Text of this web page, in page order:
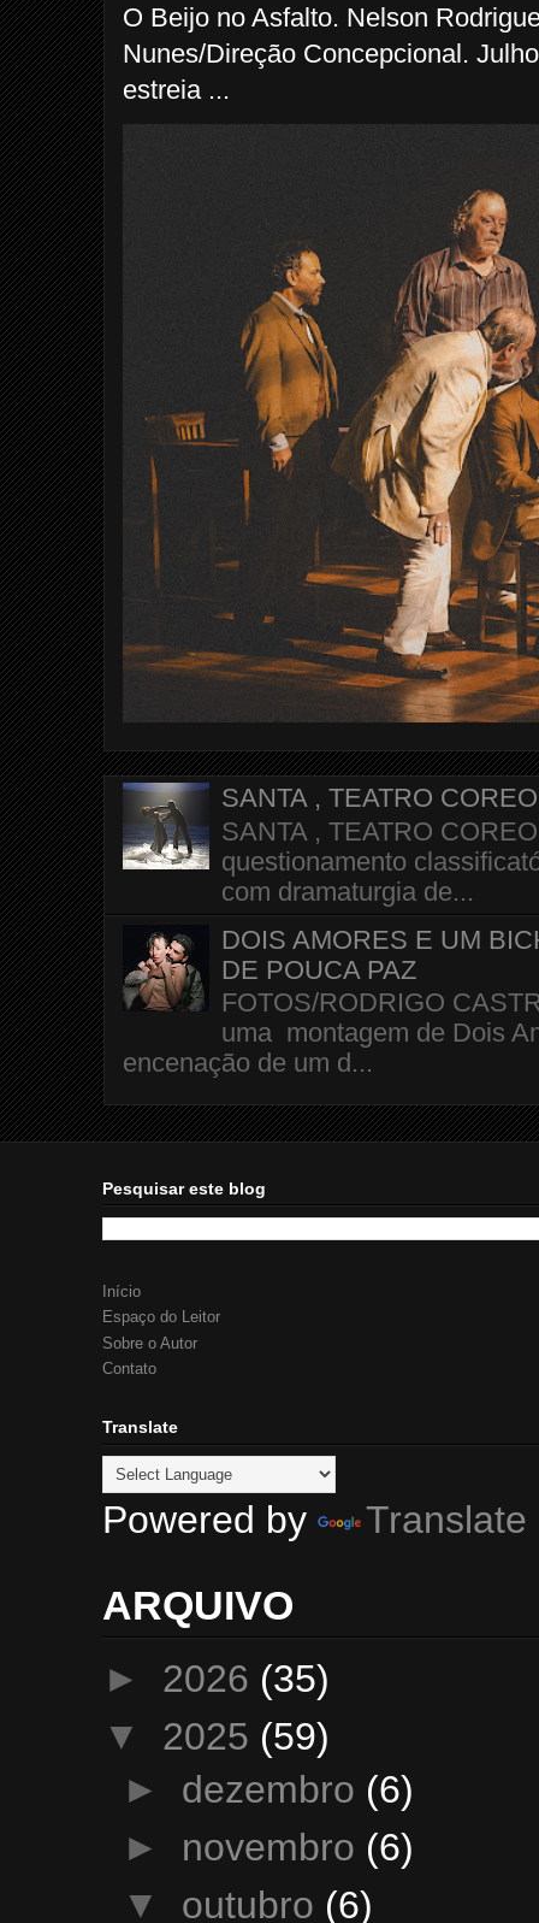
O Beijo no Asfalto. Nelson
Nunes/Direção Concepcional.
estreia ...
SANTA , TEATRO
SANTA , TEATRO
questionamento
com dramaturgia de...
DOIS AMORES E UM
DE POUCA PAZ
FOTOS/RODRIGO
uma montagem de Dois
encenação de um d...
Pesquisar este blog
Início
Espaço do Leitor
Sobre o Autor
Contato
Translate
Powered by Translate
ARQUIVO
► 2026 (35)
▼ 2025 (59)
► dezembro (6)
► novembro (6)
▼ outubro (6)